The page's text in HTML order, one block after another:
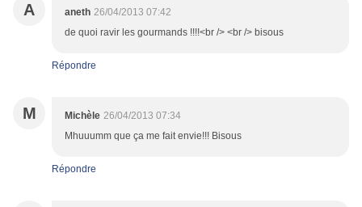
A aneth 26/04/2013 07:42
de quoi ravir les gourmands !!!!<br /> <br /> bisous
Répondre
M Michèle 26/04/2013 07:34
Mhuuumm que ça me fait envie!!! Bisous
Répondre